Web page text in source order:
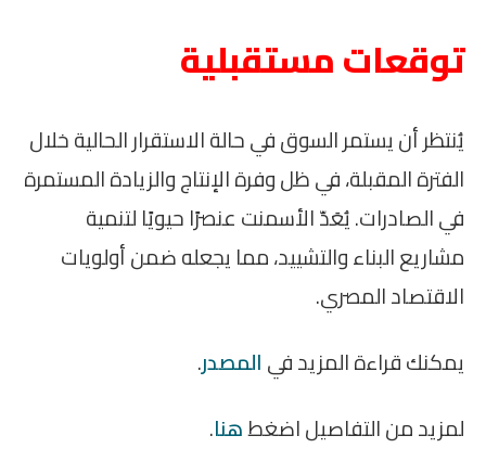
توقعات مستقبلية
يُنتظر أن يستمر السوق في حالة الاستقرار الحالية خلال
الفترة المقبلة، في ظل وفرة الإنتاج والزيادة المستمرة
في الصادرات. يُعَدّ الأسمنت عنصرًا حيويًا لتنمية
مشاريع البناء والتشييد، مما يجعله ضمن أولويات
الاقتصاد المصري.
يمكنك قراءة المزيد فيالمصدر.
لمزيد من التفاصيل اضغطهنا.